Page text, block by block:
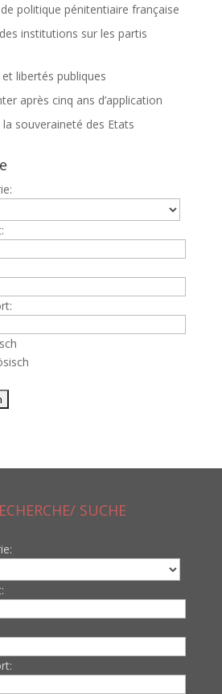
de politique pénitentiaire française
des institutions sur les partis
et libertés publiques
après cinq ans d’application
la souveraineté des Etats
SUCHE